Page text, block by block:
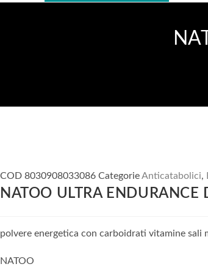
COD 8030908033086 CategorieAnticatabolici,
NATOO ULTRA
polvere energetica con carboidrati vitamine sali
NATOO